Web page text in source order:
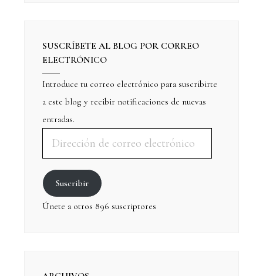
SUSCRÍBETE AL BLOG POR CORREO
ELECTRÓNICO
Introduce tu correo electrónico para suscribirte
a este blog y recibir notificaciones de nuevas
entradas.
Suscribir
Únete a otros 896 suscriptores